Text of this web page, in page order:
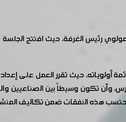
رئيس الغرفة، حيث افتتح الجلسة
أولوياته، حيث تقرر العمل على
وأن تكون وسيطاً بين الصناعيين
هذه النفقات ضمن تكاليف